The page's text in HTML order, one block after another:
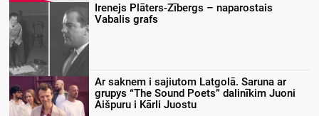
Irenejs Plāters-Zībergs – naparostais
Vabalis grafs
Ar saknem i sajiutom Latgolā. Saruna ar
grupys “The Sound Poets” dalinīkim Juoni
Aišpuru i Kārli Juostu